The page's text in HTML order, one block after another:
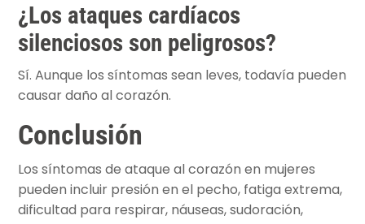
¿Los ataques cardíacos
silenciosos son peligrosos?
Sí. Aunque los síntomas sean leves, todavía pueden
causar daño al corazón.
Conclusión
Los síntomas de ataque al corazón en mujeres
pueden incluir presión en el pecho, fatiga extrema,
dificultad para respirar, náuseas, sudoración,